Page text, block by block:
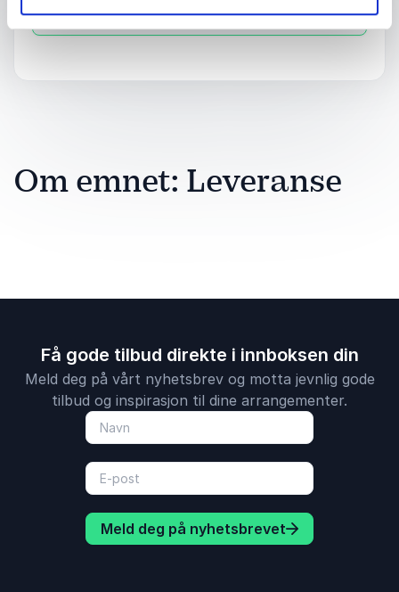
Send forespørsel
Om emnet: Leveranse
Få gode tilbud direkte i innboksen din
Meld deg på vårt nyhetsbrev og motta jevnlig gode
tilbud og inspirasjon til dine arrangementer.
Meld deg på nyhetsbrevet